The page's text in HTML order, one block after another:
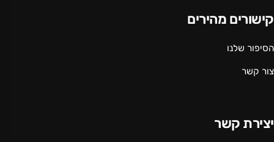
קישורים מהירים
הסיפור שלנו
צור קשר
יצירת קשר